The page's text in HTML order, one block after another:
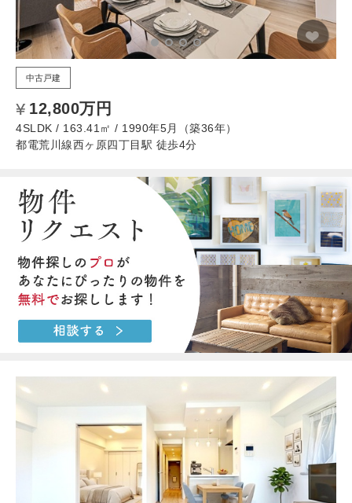
中古戸建
12,800万円
4SLDK / 163.41㎡ / 1990年5月（築36年）
都電荒川線西ヶ原四丁目駅 徒歩4分